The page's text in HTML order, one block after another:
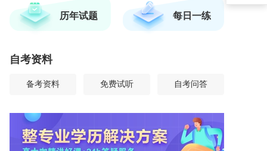
历年试题 每日一练
自考资料
备考资料 免费试听 自考问答